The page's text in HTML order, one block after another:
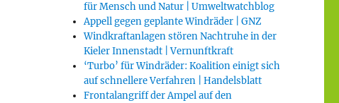
für Mensch und Natur | Umweltwatchblog
Appell gegen geplante Windräder | GNZ
Windkraftanlagen stören Nachtruhe in der
Kieler Innenstadt | Vernunftkraft
‘Turbo’ für Windräder: Koalition einigt sich
auf schnellere Verfahren | Handelsblatt
Frontalangriff der Ampel auf den